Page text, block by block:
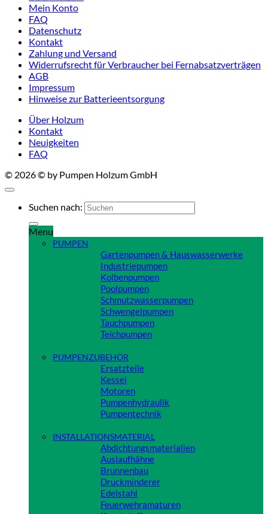
Mein Konto
FAQ
Datenschutz
Kontakt
Zahlung und Versand
Widerrufsrecht für Verbraucher bei Fernabsatzverträgen
AGB
Impressum
Hinweise zur Batterieentsorgung
Über Holzum
Kontakt
Neuigkeiten
FAQ
© 2026 © by Pumpen Holzum GmbH
Suchen nach:
Menu
PUMPEN
Gartenpumpen & Hauswasserwerke
Industriepumpen
Kolbenpumpen
Poolpumpen
Schmutzwasserpumpen
Schwengelpumpen
Tauchpumpen
Teichpumpen
PUMPENZUBEHÖR
Ersatzteile
Kessel
Motoren
Pumpenhydraulik
Pumpentechnik
INSTALLATIONSMATERIAL
Abdichtungsmaterialien
Auslaufhähne
Brunnenbau
Druckminderer
Edelstahl
Feuerwehramaturen